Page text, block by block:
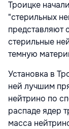
Троицке
"стерильных
представляют
стерильные
темную
Установка в
ней лучшим
нейтрино по
распаде ядер
масса